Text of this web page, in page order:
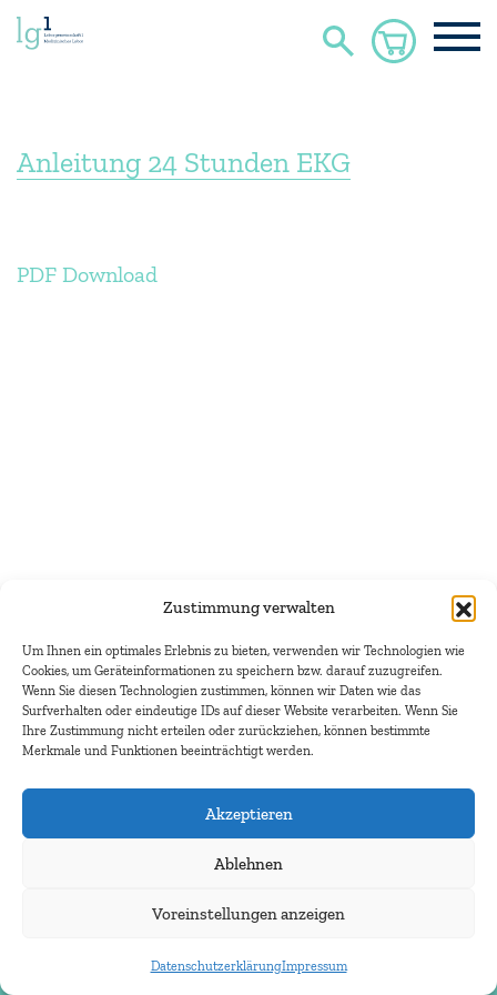
Zustimmung verwalten
Um Ihnen ein optimales Erlebnis zu bieten, verwenden wir Technologien wie
Cookies, um Geräteinformationen zu speichern bzw. darauf zuzugreifen.
Wenn Sie diesen Technologien zustimmen, können wir Daten wie das
Surfverhalten oder eindeutige IDs auf dieser Website verarbeiten. Wenn Sie
Ihre Zustimmung nicht erteilen oder zurückziehen, können bestimmte
Merkmale und Funktionen beeinträchtigt werden.
Akzeptieren
Ablehnen
Voreinstellungen anzeigen
DatenschutzerklärungImpressum
Anleitung 24 Stunden EKG
PDF Download
Kontakt